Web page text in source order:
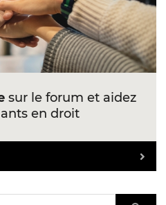
sur le forum et aidez
en droit